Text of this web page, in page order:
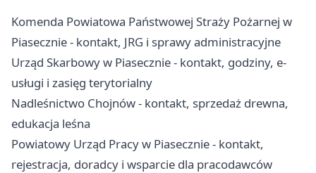
Komenda Powiatowa Państwowej Straży Pożarnej w
Piasecznie - kontakt, JRG i sprawy administracyjne
Urząd Skarbowy w Piasecznie - kontakt, godziny, e-
usługi i zasięg terytorialny
Nadleśnictwo Chojnów - kontakt, sprzedaż drewna,
edukacja leśna
Powiatowy Urząd Pracy w Piasecznie - kontakt,
rejestracja, doradcy i wsparcie dla pracodawców